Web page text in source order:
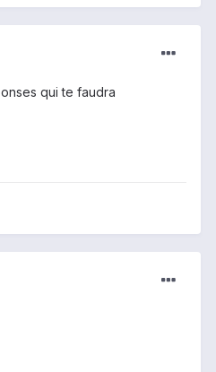
qui te faudra